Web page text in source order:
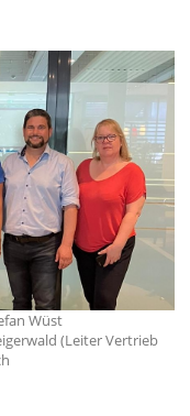
Wüst
(Leiter Vertrieb